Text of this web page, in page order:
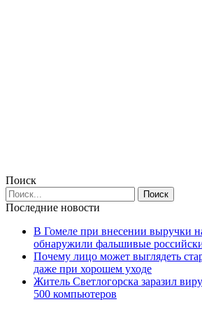
Поиск
Последние новости
В Гомеле при внесении выручки
обнаружили фальшивые
Почему лицо может выглядеть
даже при хорошем уходе
Житель Светлогорска заразил
500 компьютеров